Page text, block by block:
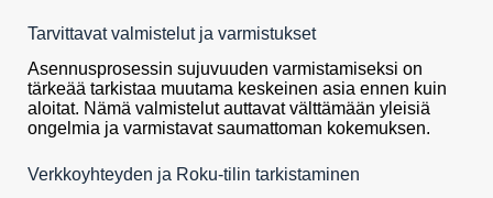
Tarvittavat valmistelut ja varmistukset
Asennusprosessin sujuvuuden varmistamiseksi on
tärkeää tarkistaa muutama keskeinen asia ennen kuin
aloitat. Nämä valmistelut auttavat välttämään yleisiä
ongelmia ja varmistavat saumattoman kokemuksen.
Verkkoyhteyden ja Roku-tilin tarkistaminen